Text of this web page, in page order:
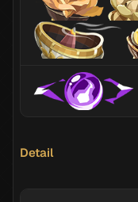
Detail